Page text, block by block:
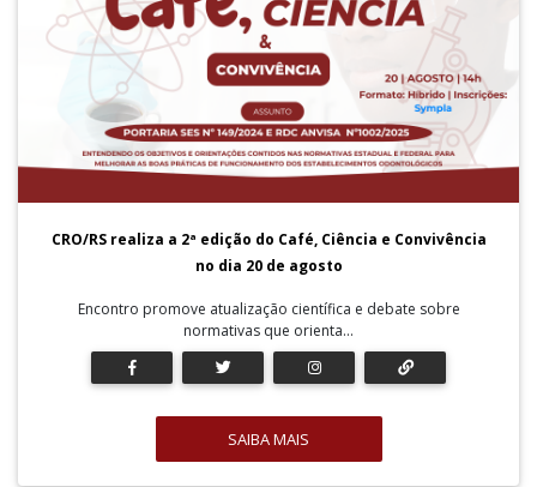
CRO/RS realiza a 2ª edição do Café, Ciência e Convivência
no dia 20 de agosto
Encontro promove atualização científica e debate sobre
normativas que orienta...
SAIBA MAIS